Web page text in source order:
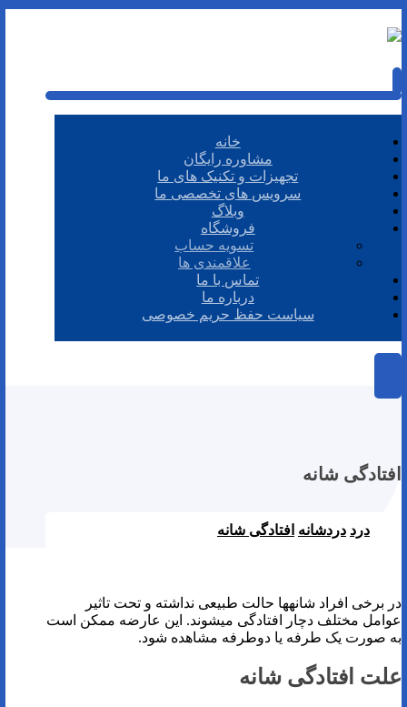
خانه
مشاوره رایگان
تجهیزات و تکنیک های ما
سرویس های تخصصی ما
وبلاگ
فروشگاه
تسویه حساب
علاقمندی ها
تماس با ما
درباره ما
سیاست حفظ حریم خصوصی
افتادگی شانه
درد دردشانه افتادگی شانه
در برخی افراد شانه­ها حالت طبیعی نداشته و تحت تاثیر
عوامل مختلف دچار افتادگی می­شوند. این عارضه ممکن است
به صورت یک طرفه یا دوطرفه مشاهده شود.
علت افتادگی شانه